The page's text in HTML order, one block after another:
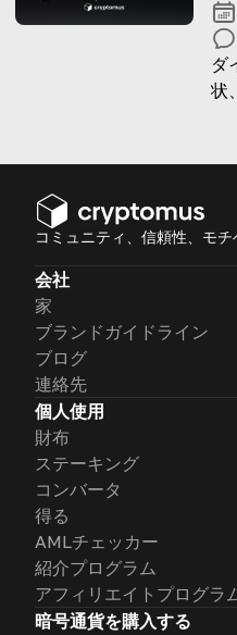
ダ
状
コミュニティ、信頼性、モチ
会社
家
ブランドガイドライン
ブログ
連絡先
個人使用
財布
ステーキング
コンバータ
得る
AMLチェッカー
紹介プログラム
アフィリエイトプログラ
暗号通貨を購入する